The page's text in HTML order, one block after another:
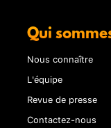
Qui
Nous connaître
L'équipe
Revue de presse
Contactez-nous